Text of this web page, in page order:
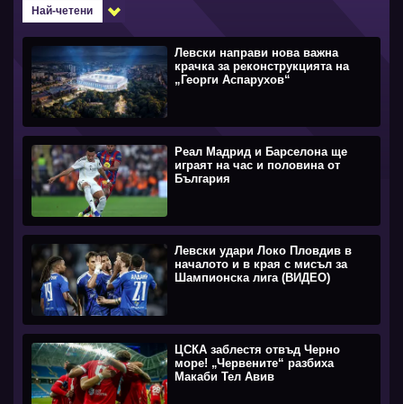
Най-четени
Левски направи нова важна
крачка за реконструкцията на
„Георги Аспарухов“
Реал Мадрид и Барселона ще
играят на час и половина от
България
Левски удари Локо Пловдив в
началото и в края с мисъл за
Шампионска лига (ВИДЕО)
ЦСКА заблестя отвъд Черно
море! „Червените“ разбиха
Макаби Тел Авив